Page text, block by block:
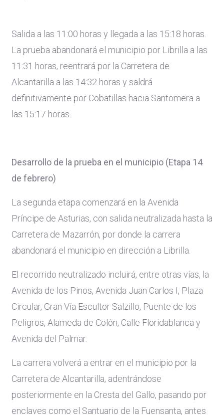
Salida a las 11:00 horas y llegada a las 15:18 horas.
La prueba abandonará el municipio por Librilla a las
11:31 horas, reentrará por la Carretera de
Alcantarilla a las 14:32 horas y saldrá
definitivamente por Cobatillas hacia Santomera a
las 15:17 horas.
Desarrollo de la prueba en el municipio (Etapa 14
de febrero)
La segunda etapa comenzará en la Avenida
Príncipe de Asturias, con salida neutralizada hasta la
Carretera de Mazarrón, por donde la carrera
abandonará el municipio en dirección a Librilla.
El recorrido neutralizado incluirá, entre otras vías, la
Avenida de los Pinos, Avenida Juan Carlos I, Plaza
Circular, Gran Vía Escultor Salzillo, Puente de los
Peligros, Alameda de Colón, Calle Floridablanca y
Avenida del Palmar.
La carrera volverá a entrar en el municipio por la
Carretera de Alcantarilla, adentrándose
posteriormente en la Cresta del Gallo, pasando por
enclaves como el Santuario de la Fuensanta, antes